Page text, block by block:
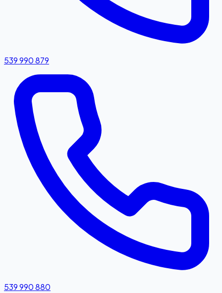
539 990 879
539 990 880